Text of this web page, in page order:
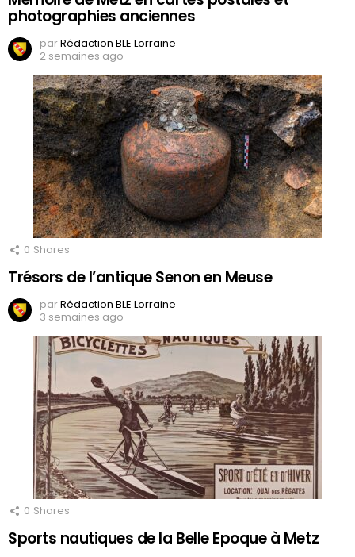
photographies anciennes
parRédaction BLE Lorraine
2 semaines ago
0 Shares
Trésors de l’antique Senon en Meuse
parRédaction BLE Lorraine
3 semaines ago
0 Shares
Sports nautiques de la Belle Epoque à Metz